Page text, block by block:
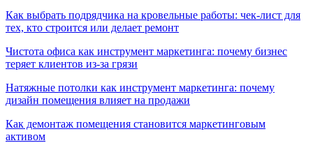
Как выбрать подрядчика на кровельные работы: чек-лист для
тех, кто строится или делает ремонт
Чистота офиса как инструмент маркетинга: почему бизнес
теряет клиентов из-за грязи
Натяжные потолки как инструмент маркетинга: почему
дизайн помещения влияет на продажи
Как демонтаж помещения становится маркетинговым
активом